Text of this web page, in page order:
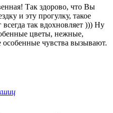
Так здорово, что Вы
и эту прогулку, такое
всегда так вдохновляет ))) Ну
цветы, нежные,
особенные чувства вызывают.